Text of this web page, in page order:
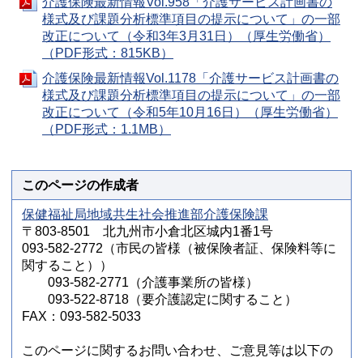
様式及び課題分析標準項目の提示について」の一部
改正について（令和3年3月31日）（厚生労働省）
（PDF形式：815KB）
介護保険最新情報Vol.1178「介護サービス計画書の
様式及び課題分析標準項目の提示について」の一部
改正について（令和5年10月16日）（厚生労働省）
（PDF形式：1.1MB）
このページの作成者
保健福祉局地域共生社会推進部介護保険課
〒803-8501 北九州市小倉北区城内1番1号
093-582-2772（市民の皆様（被保険者証、保険料等に
関すること））
093-582-2771（介護事業所の皆様）
093-522-8718（要介護認定に関すること）
FAX：093-582-5033
このページに関するお問い合わせ、ご意見等は以下の